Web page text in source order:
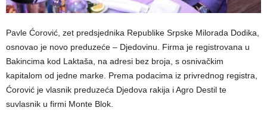
Pavle Ćorović, zet predsjednika Republike Srpske Milorada Dodika,
osnovao je novo preduzeće – Djedovinu. Firma je registrovana u
Bakincima kod Laktaša, na adresi bez broja, s osnivačkim
kapitalom od jedne marke. Prema podacima iz privrednog registra,
Ćorović je vlasnik preduzeća Djedova rakija i Agro Destil te
suvlasnik u firmi Monte Blok.